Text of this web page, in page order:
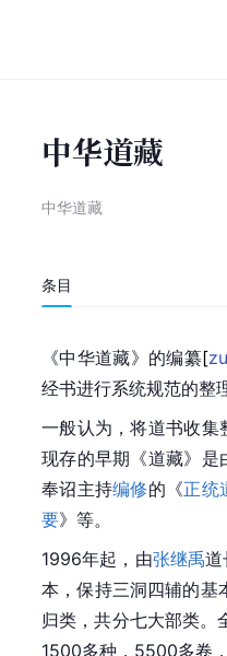
中华道藏
中华道藏
条目
《中华道藏》的编纂[
经书进行系统规范的整
一般认为，将道书收集
现存的早期《道藏》是
奉诏主持编修的《正统
要》等。
1996年起，由张继禹道
本，保持三洞四辅的基
归类，共分七大部类
1500多种，5500多卷